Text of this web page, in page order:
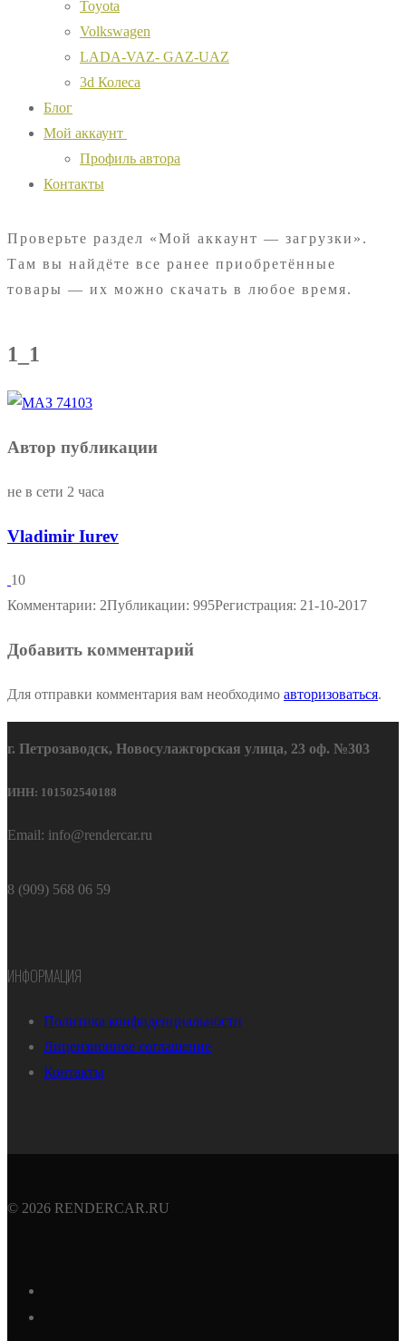
Toyota
Volkswagen
LADA-VAZ- GAZ-UAZ
3d Колеса
Блог
Мой аккаунт
Профиль автора
Контакты
Проверьте раздел «Мой аккаунт — загрузки».
Там вы найдёте все ранее приобретённые
товары — их можно скачать в любое время.
1_1
Автор публикации
не в сети 2 часа
Vladimir Iurev
10
Комментарии: 2Публикации: 995Регистрация: 21-10-2017
Добавить комментарий
Для отправки комментария вам необходимо авторизоваться.
г. Петрозаводск, Новосулажгорская улица, 23 оф. №303
ИНН: 101502540188
Email: info@rendercar.ru
8 (909) 568 06 59
ИНФОРМАЦИЯ
Политика конфиденциальности
Лицензионное соглашение
Контакты
© 2026 RENDERCAR.RU